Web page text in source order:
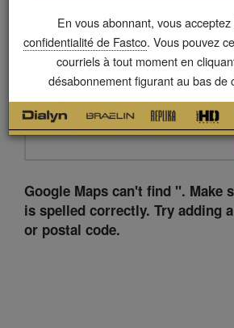
Enter a Postal Code, City or
dealer near you:
SPEED / TIRE SHOP
CAR DEALER
Google Maps can't find ''. Make
is spelled correctly. Try adding
or postal code.
En vous abonnant, vous acceptez
confidentialité de Fastco. Vous pouvez
courriels à tout moment en
désabonnement figurant au bas de